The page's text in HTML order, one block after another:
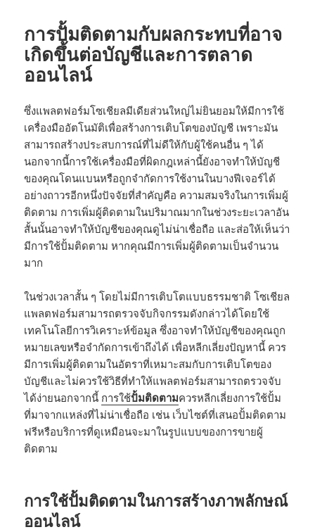
การปั้มติดตามกับผลกระทบที่อาจ
เกิดขึ้นต่อบัญชีและการตลาด
ออนไลน์
ซึ่งแพลตฟอร์มโซเชียลมีเดียส่วนใหญ่ไม่ยินยอมให้มีการใช้
เครื่องมืออัตโนมัติเพื่อสร้างการเติบโตของบัญชี เพราะมัน
สามารถสร้างประสบการณ์ที่ไม่ดีให้กับผู้ใช้คนอื่น ๆ ได้
นอกจากนี้การใช้เครื่องมือที่ผิดกฎเหล่านี้ยังอาจทำให้บัญชี
ของคุณโดนแบนหรือถูกจำกัดการใช้งานในบางฟีเจอร์ได้
อย่างถาวรอีกหนึ่งปัจจัยที่สำคัญคือ ความสมจริงในการเพิ่มผู้
ติดตาม การเพิ่มผู้ติดตามในปริมาณมากในช่วงระยะเวลาอัน
สั้นนั้นอาจทำให้บัญชีของคุณดูไม่น่าเชื่อถือ และส่อให้เห็นว่า
มีการใช้ปั้มติดตาม หากคุณมีการเพิ่มผู้ติดตามเป็นจำนวน
มาก
ในช่วงเวลาสั้น ๆ โดยไม่มีการเติบโตแบบธรรมชาติ โซเชียล
แพลตฟอร์มสามารถตรวจจับกิจกรรมดังกล่าวได้โดยใช้
เทคโนโลยีการวิเคราะห์ข้อมูล ซึ่งอาจทำให้บัญชีของคุณถูก
หมายเลขหรือจำกัดการเข้าถึงได้ เพื่อหลีกเลี่ยงปัญหานี้ ควร
มีการเพิ่มผู้ติดตามในอัตราที่เหมาะสมกับการเติบโตของ
บัญชีและไม่ควรใช้วิธีที่ทำให้แพลตฟอร์มสามารถตรวจจับ
ได้ง่ายนอกจากนี้ การใช้ปั้มติดตามควรหลีกเลี่ยงการใช้ปั้ม
ที่มาจากแหล่งที่ไม่น่าเชื่อถือ เช่น เว็บไซต์ที่เสนอปั้มติดตาม
ฟรีหรือบริการที่ดูเหมือนจะมาในรูปแบบของการขายผู้
ติดตาม
การใช้ปั้มติดตามในการสร้างภาพลักษณ์
ออนไลน์